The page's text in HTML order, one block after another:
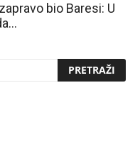
bio Baresi: U